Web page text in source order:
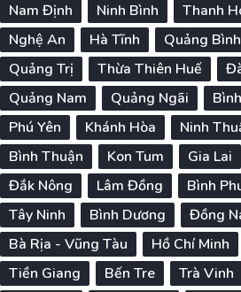
Nam Định
Ninh Bình
Thanh
Nghệ An
Hà Tĩnh
Quảng Bình
Quảng Trị
Thừa Thiên Huế
Quảng Nam
Quảng Ngãi
Phú Yên
Khánh Hòa
Ninh
Bình Thuận
Kon Tum Gia Lai
Đắk Nông
Lâm Đồng
Bình
Tây Ninh
Bình Dương
Đồng
Bà Rịa - Vũng Tàu
Hồ Chí Minh
Tiền Giang
Bến Tre
Trà Vinh